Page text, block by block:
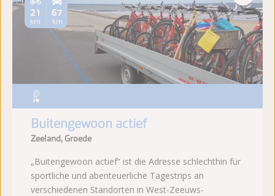
67
km
21
km
Buitengewoon actief
Zeeland, Groede
„Buitengewoon actief“ ist die Adresse schlechthin für
sportliche und abenteuerliche Tagestrips an
verschiedenen Standorten in West-Zeeuws-